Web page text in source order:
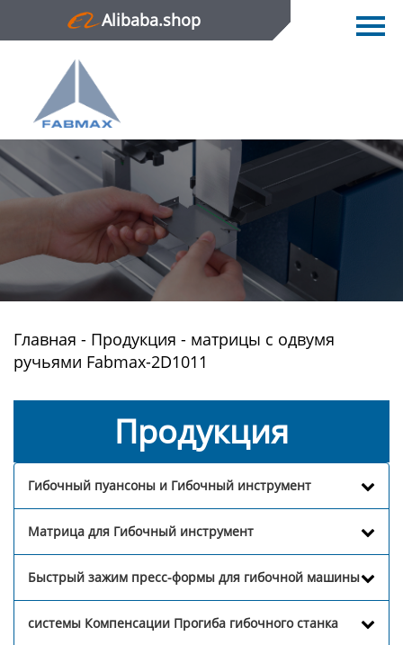
Alibaba.shop
Главная
Продукция
Новости
О нас
Контактная информация
Главная - Продукция - матрицы с одвумя
ручьями Fabmax-2D1011
Продукция
Гибочный пуансоны и Гибочный инструмент
Матрица для Гибочный инструмент
Быстрый зажим пресс-формы для гибочной машины
системы Компенсации Прогиба гибочного станка